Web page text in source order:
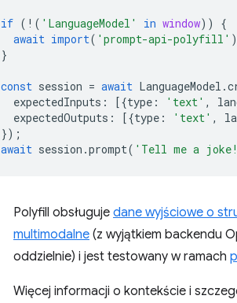
if ( ! ( 'LanguageModel' in window))
{
await import( 'prompt-api-polyfill'
}
const session = await LanguageModel .
expectedInputs : [{type : 'text' ,
expectedOutputs : [{type : 'text' ,
});
await session .prompt( 'Tell me a
Polyfill obsługuje dane wyjściowe o
multimodalne (z wyjątkiem backendu
oddzielnie) i jest testowany w ramach
Więcej informacji o kontekście i